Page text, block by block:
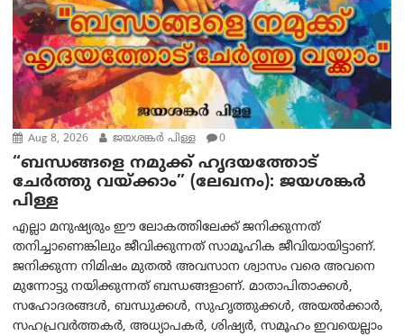
Aug 8, 2026 ജയശങ്കര്‍ പിള്ള 0
“ബന്ധങ്ങളെ നമുക്ക് ഹൃദയത്തോട്
ചേർത്തു വയ്ക്കാം” (ലേഖനം): ജയശങ്കര്‍
പിള്ള
എല്ലാ മനുഷ്യരും ഈ ലോകത്തിലേക്ക് ജനിക്കുന്നത്
തനിച്ചാണെങ്കിലും ജീവിക്കുന്നത് സാമൂഹിക ജീവിയായിട്ടാണ്.
ജനിക്കുന്ന നിമിഷം മുതൽ അവസാന ശ്വാസം വരെ അവനെ
മുന്നോട്ടു നയിക്കുന്നത് ബന്ധങ്ങളാണ്. മാതാപിതാക്കൾ,
സഹോദരങ്ങൾ, ബന്ധുക്കൾ, സുഹൃത്തുക്കൾ, അയൽക്കാർ,
സഹപ്രവർത്തകർ, അധ്യാപകർ, ശിഷ്യർ, സമൂഹം ഇവയെല്ലാം